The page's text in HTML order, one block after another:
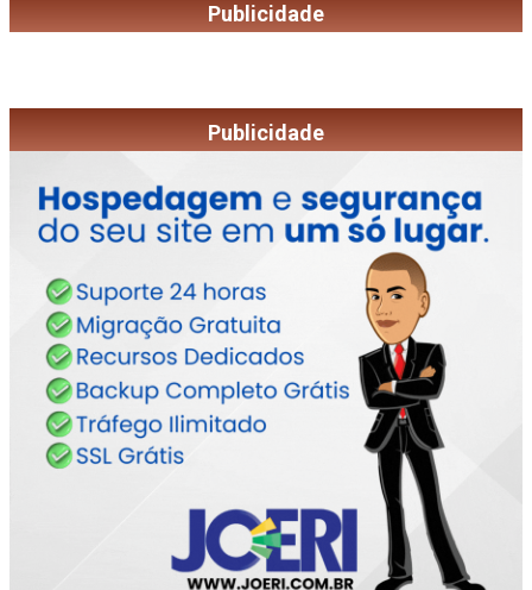
Publicidade
Publicidade